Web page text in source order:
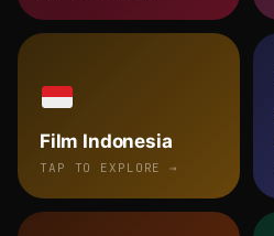
Film Indonesia
TAP TO EXPLORE →